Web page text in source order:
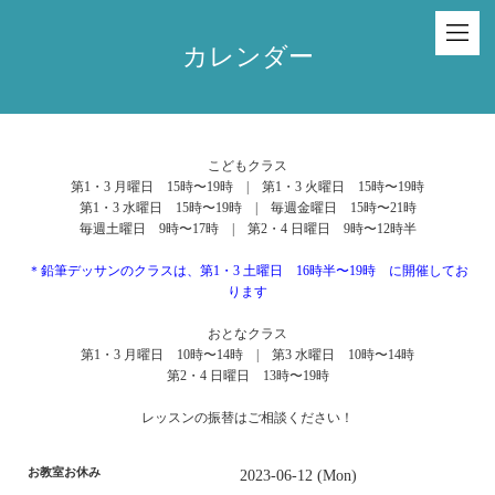
カレンダー
こどもクラス
第1・3 月曜日 15時〜19時 | 第1・3 火曜日 15時〜19時
第1・3 水曜日 15時〜19時 | 毎週金曜日 15時〜21時
毎週土曜日 9時〜17時 | 第2・4 日曜日 9時〜12時半
＊鉛筆デッサンのクラスは、第1・3 土曜日 16時半〜19時 に開催してお
ります
おとなクラス
第1・3 月曜日 10時〜14時 | 第3 水曜日 10時〜14時
第2・4 日曜日 13時〜19時
レッスンの振替はご相談ください！
お教室お休み 2023-06-12 (Mon)